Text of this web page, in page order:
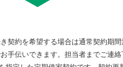
契約を希望する場合は通常契約期
手伝いできます。担当者までご連絡